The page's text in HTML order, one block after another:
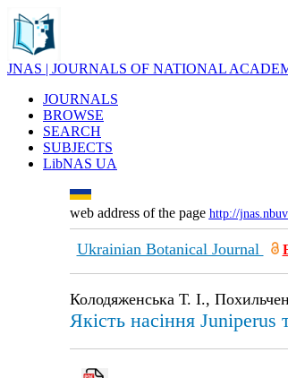
JNAS | JOURNALS OF NATIONAL
JOURNALS
BROWSE
SEARCH
SUBJECTS
LibNAS UA
web address of the page http://
Ukrainian Botanical Journal
Колодяженська Т. І.,
Якість насіння